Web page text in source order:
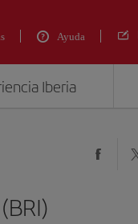
Ayuda
Iberia